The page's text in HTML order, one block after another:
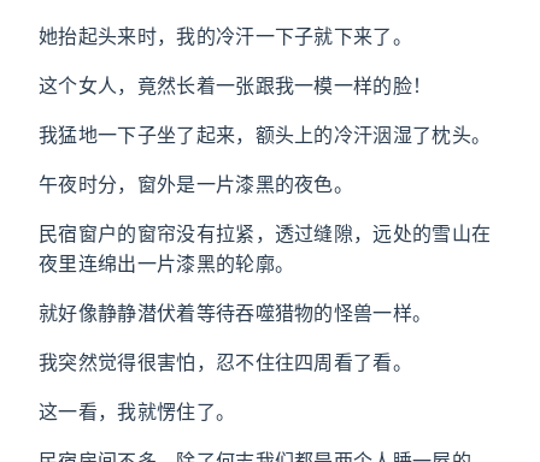
她抬起头来时，我的冷汗一下子就下来了。
这个女人，竟然长着一张跟我一模一样的脸！
我猛地一下子坐了起来，额头上的冷汗洇湿了枕头。
午夜时分，窗外是一片漆黑的夜色。
民宿窗户的窗帘没有拉紧，透过缝隙，远处的雪山在
夜里连绵出一片漆黑的轮廓。
就好像静静潜伏着等待吞噬猎物的怪兽一样。
我突然觉得很害怕，忍不住往四周看了看。
这一看，我就愣住了。